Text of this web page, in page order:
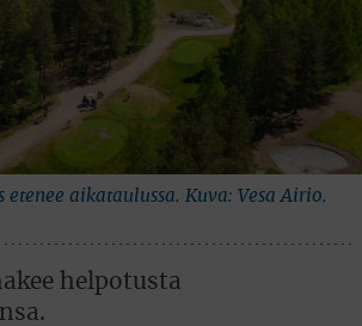
aikataulussa. Kuva: Vesa Airio.
helpotusta